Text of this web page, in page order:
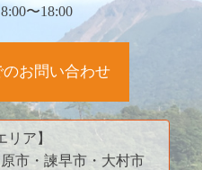
〜18:00
のお問い合わせ
リア】
市・諫早市・大村市